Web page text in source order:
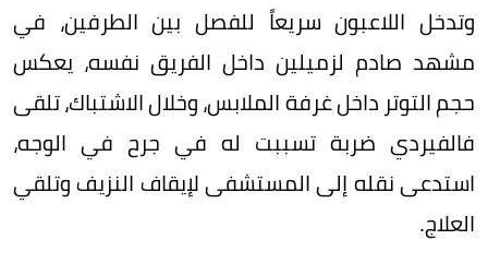
وتدخل اللاعبون سريعاً للفصل بين الطرفين، في
مشهد صادم لزميلين داخل الفريق نفسه، يعكس
حجم التوتر داخل غرفة الملابس، وخلال الاشتباك، تلقى
فالفيردي ضربة تسببت له في جرح في الوجه،
استدعى نقله إلى المستشفى لإيقاف النزيف وتلقي
العلاج.